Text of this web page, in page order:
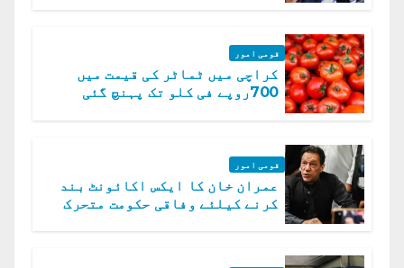
قومی امور
کراچی میں ٹماٹر کی قیمت میں
700روپے فی کلو تک پہنچ گئی
قومی امور
عمران خان کا ایکس اکائونٹ بند
کرنے کیلئے وفاقی حکومت متحرک